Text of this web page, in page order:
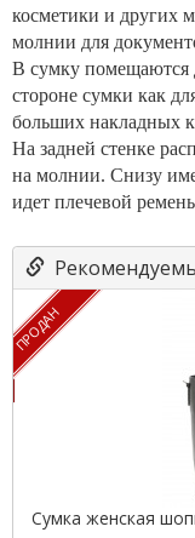
косметики и других
молнии для
В сумку
стороне сумки как
больших накладных
На задней стенке
на молнии. Снизу
идет плечевой
ПРОДАН
Сумка женская